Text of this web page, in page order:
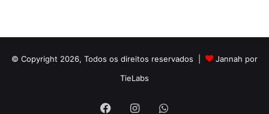
© Copyright 2026, Todos os direitos reservados |
Jannah por
TieLabs
FacebookInstagramWhatsApp